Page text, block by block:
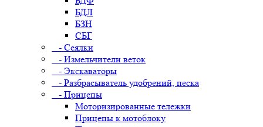
БДЛ
БЗН
СБГ
- Сеялки
- Измельчители веток
- Экскаваторы
- Разбрасыватель удобрений, песка
- Прицепы
Моторизированные тележки
Прицепы к мотоблоку